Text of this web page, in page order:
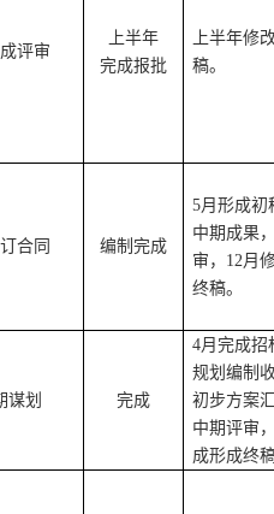
评审
上半年
完成报批
上半年修
稿。
合同 编制完成
5月形成初
中期成果
审， 12月
终稿。
谋划 完成
4月完成招
规划编制
初步方案
中期评审，
成形成终稿